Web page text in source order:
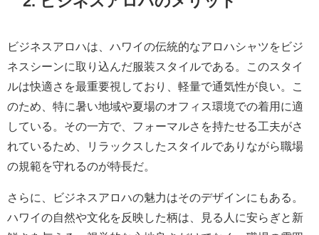
ビジネスアロハは、ハワイの伝統的なアロハシャツをビジ
ネスシーンに取り込んだ服装スタイルである。このスタイ
ルは快適さを最重要視しており、軽量で通気性が良い。こ
のため、特に暑い地域や夏場のオフィス環境での着用に適
している。その一方で、フォーマルさを持たせる工夫がさ
れているため、リラックスしたスタイルでありながら職場
の規範を守れるのが特長だ。
さらに、ビジネスアロハの魅力はそのデザインにもある。
ハワイの自然や文化を反映した柄は、見る人に安らぎと新